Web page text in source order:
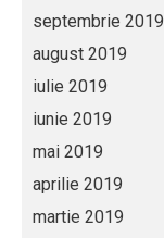
septembrie 2019
august 2019
iulie 2019
iunie 2019
mai 2019
aprilie 2019
martie 2019